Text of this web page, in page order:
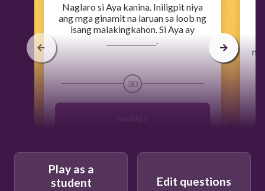
​Naglaro si Aya kanina. Iniligpit niya
ang mga ginamit na laruan sa loob ng
isang malakingkahon. Si Aya ay
30
maalaga
masayahin
ng
Play as a
student
Edit questions